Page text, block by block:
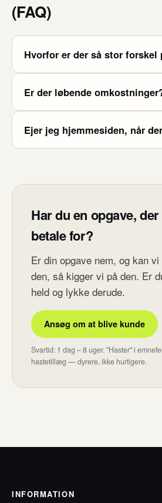
(FAQ)
Hvorfor er der så stor forskel
Er der løbende
Ejer jeg hjemmesiden, når
Har du en opgave,
betale for?
Er din opgave nem, og kan
den, så kigger vi på den. Er
held og lykke derude.
Ansøg om at blive kunde
Svartid: 1 dag – 8 uger. "Haster" i
hastetillæg — dyrere, ikke hurtigere.
INFORMATION